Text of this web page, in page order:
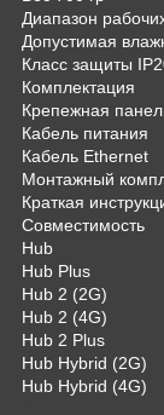
Диапазон
Допустимая
Класс защиты
Комплектация
Крепежная
Кабель питания
Кабель Ethernet
Монтажный
Краткая
Совместимость
Hub
Hub Plus
Hub 2 (2G)
Hub 2 (4G)
Hub 2 Plus
Hub Hybrid (2G)
Hub Hybrid (4G)